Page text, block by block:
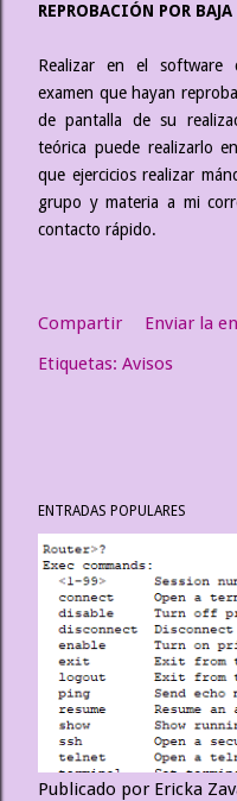
REPROBACIÓN POR
Realizar
en el software
examen que hayan
de pantalla de su
teórica puede realizarlo
que ejercicios realizar
grupo y materia a mi
contacto rápido.
Compartir
Enviar la
Etiquetas: Avisos
ENTRADAS POPULARES
Publicado por Ericka